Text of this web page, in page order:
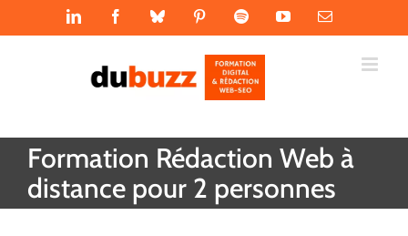
LinkedIn FacebookBluesky PinterestSpotifyYouTubeEmail
Formation Rédaction Web à
distance pour 2 personnes